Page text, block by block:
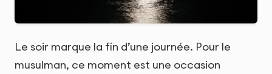
Le soir marque la fin d’une journée. Pour le
musulman, ce moment est une occasion